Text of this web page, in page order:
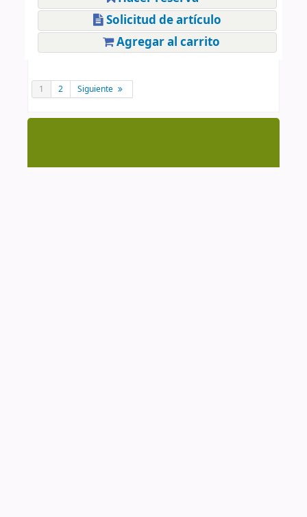
Solicitud de artículo
Agregar al carrito
1 2 Siguiente